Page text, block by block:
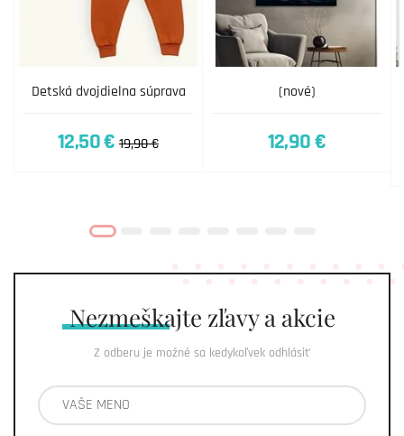
Detská dvojdielna súprava
12,50 € 19,90 €
(nové)
12,90 €
Nezmeškajte zľavy a akcie
Z odberu je možné sa kedykoľvek odhlásiť